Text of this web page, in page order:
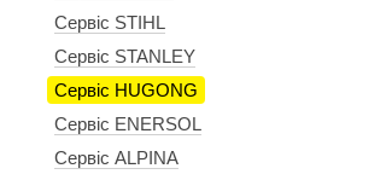
Сервіс STIHL
Сервіс STANLEY
Сервіс HUGONG
Сервіс ENERSOL
Сервіс ALPINA